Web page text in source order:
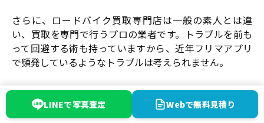
さらに、ロードバイク買取専門店は一般の素人とは違
い、買取を専門で行うプロの業者です。トラブルを前も
って回避する術も持っていますから、近年フリマアプリ
で頻発しているようなトラブルは考えられません。
3-4.どっちが手間がかからない？
LINEで写真査定 Webで無料見積り